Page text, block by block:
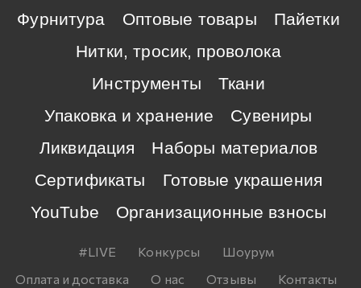
Фурнитура Оптовые товары
Пайетки
Нитки, тросик, проволока
Инструменты
Ткани
Упаковка и хранение
Сувениры
Ликвидация
Наборы материалов
Сертификаты
Готовые украшения
YouTube
Организационные взносы
#LIVE Конкурсы
Шоурум
Оплата и доставка
О нас Отзывы
Контакты